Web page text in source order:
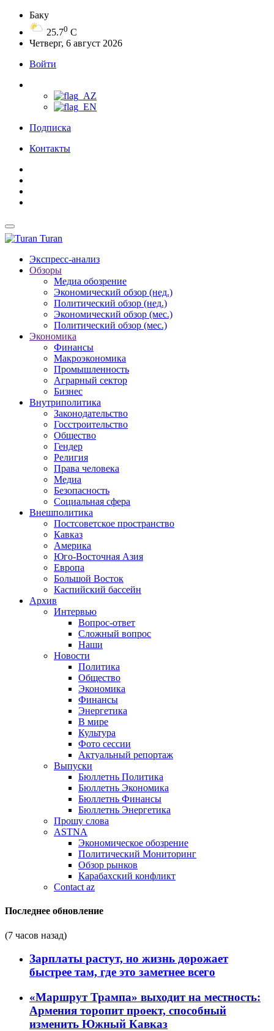
Баку
25.70 C
Четверг, 6 август 2026
Войти
Подписка
Контакты
Turan
Экспресс-анализ
Обзоры
Медиа обозрение
Экономический обзор (нед.)
Политический обзор (нед.)
Экономический обзор (мес.)
Политический обзор (мес.)
Экономика
Финансы
Макроэкономика
Промышленность
Аграрный сектор
Бизнес
Внутриполитика
Законодательство
Госстроительство
Общество
Гендер
Религия
Права человека
Медиа
Безопасность
Социальная сфера
Внешполитика
Постсоветское пространство
Кавказ
Америка
Юго-Восточная Азия
Европа
Большой Восток
Каспийский бассейн
Архив
Интервью
Вопрос-ответ
Сложный вопрос
Наши
Новости
Политика
Общество
Экономика
Финансы
Энергетика
В мире
Культура
Фото сессии
Актуальный репортаж
Выпуски
Бюллетнь Политика
Бюллетнь Экономика
Бюллетнь Финансы
Бюллетнь Энергетика
Прошу слова
ASTNA
Экономическое обозрение
Политический Мониторинг
Обзор рынков
Карабахский конфликт
Contact az
Последнее обновление
(7 часов назад)
Зарплаты растут, но жизнь дорожает
быстрее там, где это заметнее всего
«Маршрут Трампа» выходит на местность:
Армения торопит проект, способный
изменить Южный Кавказ